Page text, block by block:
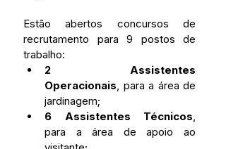
Estão abertos concursos de
recrutamento para 9 postos de
trabalho:
2 Assistentes
Operacionais , para a área de
jardinagem;
6 Assistentes Técnicos
para a área de apoio ao